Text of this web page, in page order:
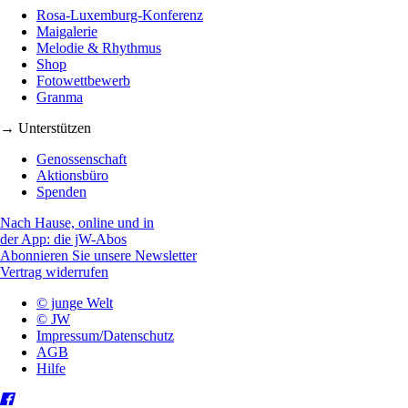
Rosa-Luxemburg-Konferenz
Maigalerie
Melodie & Rhythmus
Shop
Fotowettbewerb
Granma
→ Unterstützen
Genossenschaft
Aktionsbüro
Spenden
Nach Hause, online und in
der App: die jW-Abos
Abonnieren Sie unsere Newsletter
Vertrag widerrufen
© junge Welt
© JW
Impressum/Datenschutz
AGB
Hilfe